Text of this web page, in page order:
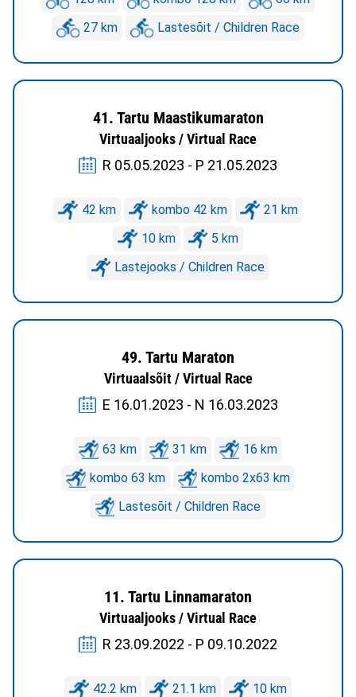
27 km
Lastesõit / Children Race
41. Tartu Maastikumaraton
Virtuaaljooks / Virtual Race
R 05.05.2023 - P 21.05.2023
42 km kombo 42 km
21 km
10 km
5 km
Lastejooks / Children Race
49. Tartu Maraton
Virtuaalsõit / Virtual Race
E 16.01.2023 - N 16.03.2023
63 km 31 km
16 km
kombo 63 km
kombo 2x63 km
Lastesõit / Children Race
11. Tartu Linnamaraton
Virtuaaljooks / Virtual Race
R 23.09.2022 - P 09.10.2022
42.2 km 21.1 km
10 km